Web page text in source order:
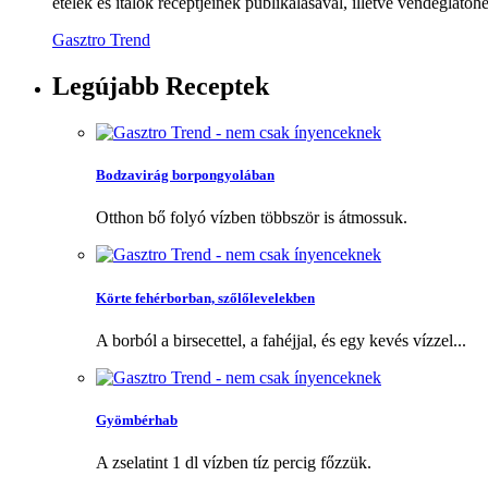
Gasztro Trend
Legújabb Receptek
Bodzavirág borpongyolában
Otthon bő folyó vízben többször is átmossuk.
Körte fehérborban, szőlőlevelekben
A borból a birsecettel, a fahéjjal, és egy kevés vízzel...
Gyömbérhab
A zselatint 1 dl vízben tíz percig főzzük.